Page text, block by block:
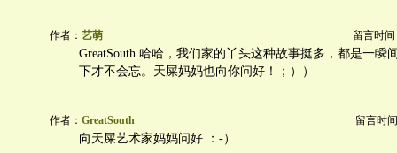
作者： 艺萌 留言时间
GreatSouth 哈哈，我们家的丫头这种故事挺多，都是一瞬
下才不会忘。天屎妈妈也向你问好！；））
作者： GreatSouth 留言时
向天屎艺术家妈妈问好 ：-）